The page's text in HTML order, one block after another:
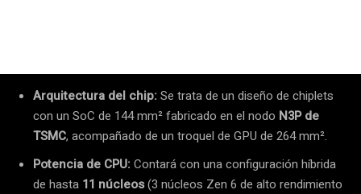
Arquitectura del chip:Se trata de un diseño de chiplets
con un SoC de 144 mm² fabricado en el nodo N3P de
TSMC, acompañado de un troquel de GPU de 264 mm².
Potencia de CPU:Contará con una configuración híbrida
de hasta 11 núcleos(3 núcleos Zen 6 de alto rendimiento